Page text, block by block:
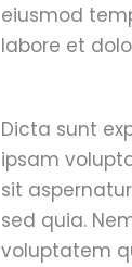
eiusmod
labore et
Dicta sunt
ipsam
sit
sed quia.
voluptatem